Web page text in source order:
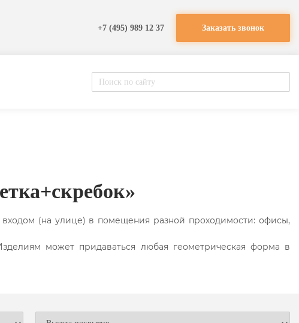
+7 (495) 989 12 37 Заказать звонок
(на улице) в помещения разной проходимости: офисы,
может придаваться любая геометрическая форма в